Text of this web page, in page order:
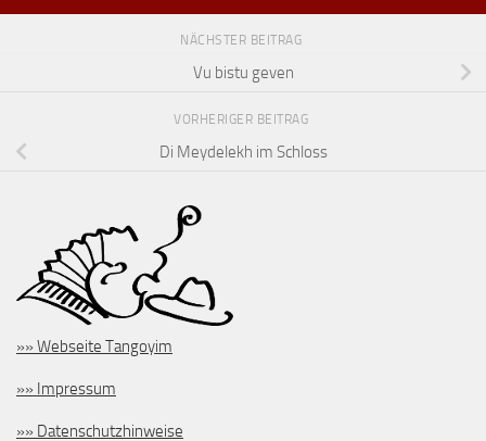
NÄCHSTER BEITRAG
Vu bistu geven
VORHERIGER BEITRAG
Di Meydelekh im Schloss
»» Webseite Tangoyim
»» Impressum
»» Datenschutzhinweise